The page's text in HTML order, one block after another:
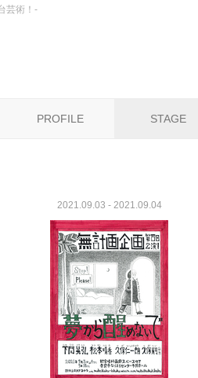
芸術！-
PROFILE STAGE
2021.09.03 - 2021.09.04